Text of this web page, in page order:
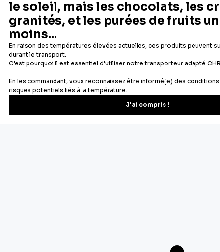
Newsletter
Recevez les recettes, astuces et offres spéciales.
S'inscrire
Vous pourrez vous désinscrire depuis votre espace client.